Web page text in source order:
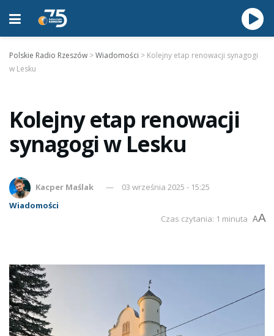
Polskie Radio Rzeszów >Wiadomości > Kolejny etap renowacji synagogi
w Lesku
Kolejny etap renowacji
synagogi w Lesku
Kacper Maślak
03 września 2025 - 15:25
Wiadomości
Czas czytania: 1 minuta AA